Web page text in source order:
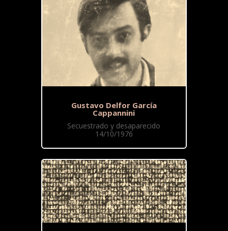
Gustavo Delfor García
Cappannini
Secuestrado y desaparecido
14/10/1976